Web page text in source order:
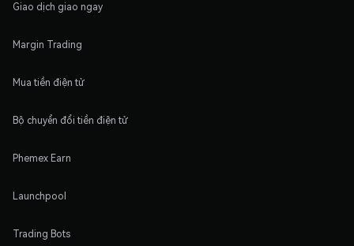
Giao dịch giao ngay
Margin Trading
Mua tiền điện tử
Bộ chuyển đổi tiền điện tử
Phemex Earn
Launchpool
Trading Bots